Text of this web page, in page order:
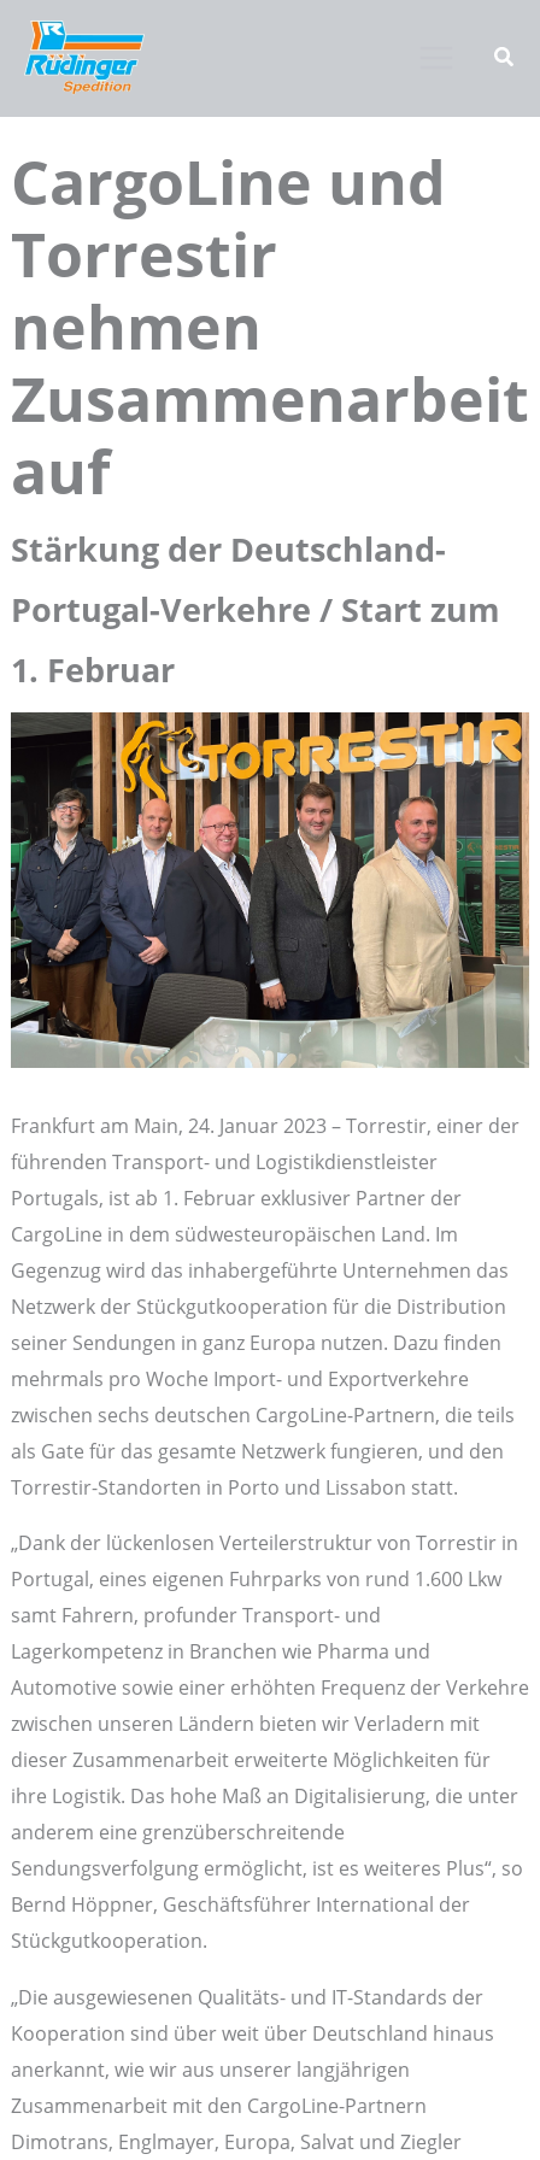
Zum
Inhalt
springen
CargoLine und
Torrestir
nehmen
Zusammenarbeit
auf
Stärkung der Deutschland-
Portugal-Verkehre / Start zum
1. Februar
Frankfurt am Main, 24. Januar 2023 – Torrestir, einer der
führenden Transport- und Logistikdienstleister
Portugals, ist ab 1. Februar exklusiver Partner der
CargoLine in dem südwesteuropäischen Land. Im
Gegenzug wird das inhabergeführte Unternehmen das
Netzwerk der Stückgutkooperation für die Distribution
seiner Sendungen in ganz Europa nutzen. Dazu finden
mehrmals pro Woche Import- und Exportverkehre
zwischen sechs deutschen CargoLine-Partnern, die teils
als Gate für das gesamte Netzwerk fungieren, und den
Torrestir-Standorten in Porto und Lissabon statt.
„Dank der lückenlosen Verteilerstruktur von Torrestir in
Portugal, eines eigenen Fuhrparks von rund 1.600 Lkw
samt Fahrern, profunder Transport- und
Lagerkompetenz in Branchen wie Pharma und
Automotive sowie einer erhöhten Frequenz der Verkehre
zwischen unseren Ländern bieten wir Verladern mit
dieser Zusammenarbeit erweiterte Möglichkeiten für
ihre Logistik. Das hohe Maß an Digitalisierung, die unter
anderem eine grenzüberschreitende
Sendungsverfolgung ermöglicht, ist es weiteres Plus“, so
Bernd Höppner, Geschäftsführer International der
Stückgutkooperation.
„Die ausgewiesenen Qualitäts- und IT-Standards der
Kooperation sind über weit über Deutschland hinaus
anerkannt, wie wir aus unserer langjährigen
Zusammenarbeit mit den CargoLine-Partnern
Dimotrans, Englmayer, Europa, Salvat und Ziegler